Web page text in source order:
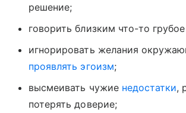
решение;
говорить близким что-то
игнорировать желания
проявлять эгоизм;
высмеивать чужие недостатки,
потерять доверие;